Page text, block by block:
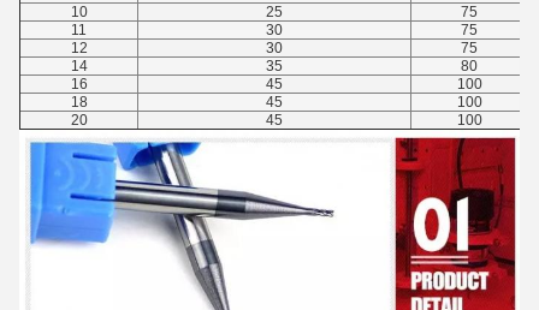
10
25
75
11
30
75
12
30
75
14
35
80
16
45
100
18
45
100
20
45 100